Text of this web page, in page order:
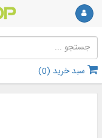
سبد خرید (0
)